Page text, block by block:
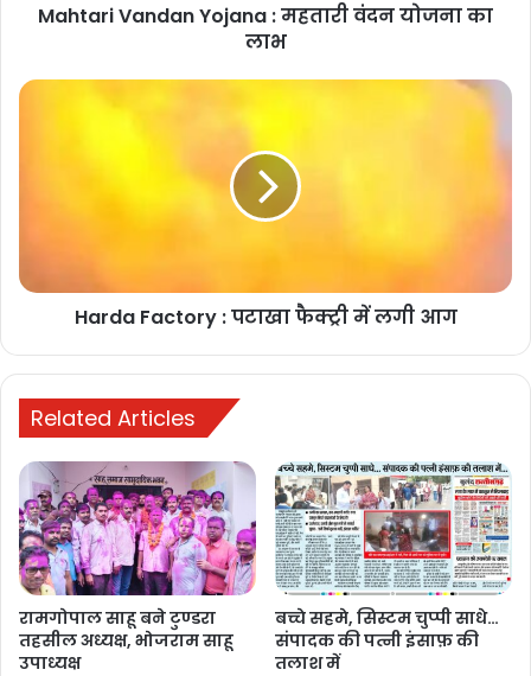
cg में 1 मार्च से लागू होगी महतारी वंदन योजना
chhattisgarh mahtari vandan yojana
mahtari vandan yojana
mahtari vandan yojana form aise bhareमहतारी
वंदन योजना फॉर्म कैसे भरें
mahtari vandana yojana 2023
mahtari vandana yojana chhattisgarh
mahtari vandana yojana form kaise bhare
mahtari vandana yojana ke bare mein bataiye
Mahtari Vandan Yojana : महतारी वंदन योजना का
लाभ
Harda Factory : पटाखा फैक्ट्री में लगी आग
Related Articles
रामगोपाल साहू बने टुण्डरा
तहसील अध्यक्ष, भोजराम साहू
उपाध्यक्ष
बच्चे सहमे, सिस्टम चुप्पी साधे…
संपादक की पत्नी इंसाफ़ की
तलाश में